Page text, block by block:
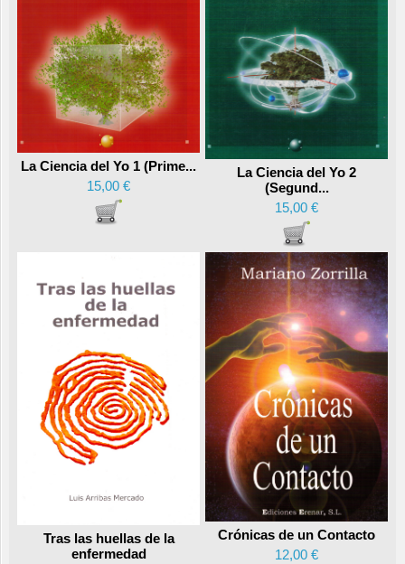
La Ciencia del Yo 1 (Prime...
15,00 €
La Ciencia del Yo 2
(Segund...
15,00 €
Tras las huellas de la
enfermedad
Crónicas de un Contacto
12,00 €